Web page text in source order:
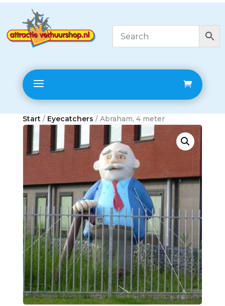
Start / Eyecatchers / Abraham, 4 meter